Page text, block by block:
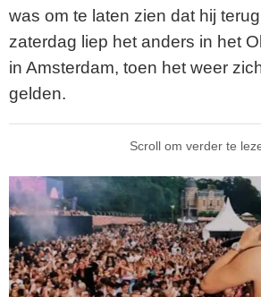
was om te laten zien dat hij
zaterdag liep het anders in het
in Amsterdam, toen het weer
gelden.
Scroll om verder te